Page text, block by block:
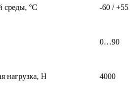
среды, °C -60 / +55
0…90
нагрузка, Н 4000